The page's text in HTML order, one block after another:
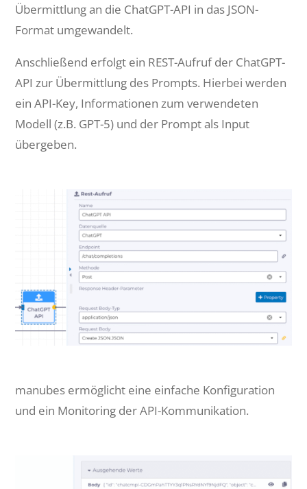
Übermittlung an die ChatGPT-API in das JSON-
Format umgewandelt.
Anschließend erfolgt ein REST-Aufruf der ChatGPT-
API zur Übermittlung des Prompts. Hierbei werden
ein API-Key, Informationen zum verwendeten
Modell (z.B. GPT-5) und der Prompt als Input
übergeben.
manubes ermöglicht eine einfache Konfiguration
und ein Monitoring der API-Kommunikation.